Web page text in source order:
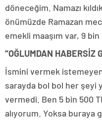
döneceğim. Namazı
önümüzde Ramazan
emekli maaşım var, 9
“OĞLUMDAN HABERSİZ
İsmini vermek
sarayda bol bol her şeyi
vermedi. Ben 5 bin 500
alıyorum. Yoksa buraya